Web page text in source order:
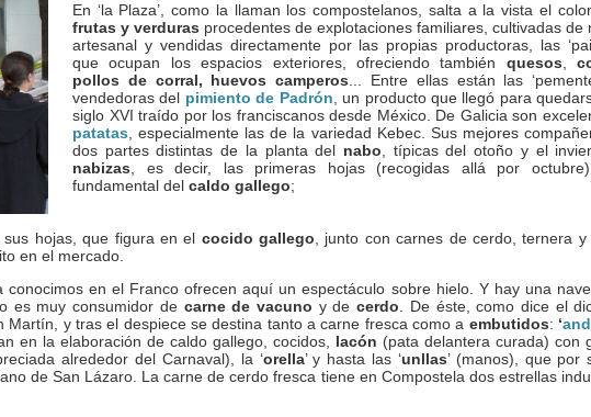
En ‘la Plaza’, como la llaman los compostelanos, salta a la vista el
frutas y verduras procedentes de explotaciones familiares, cultivadas de
artesanal y vendidas directamente por las propias productoras, las
que ocupan los espacios exteriores, ofreciendo también quesos
pollos de corral, huevos camperos ... Entre ellas están las
vendedoras del pimiento de Padrón , un producto que llegó para
siglo XVI traído por los franciscanos desde México. De Galicia son
patatas , especialmente las de la variedad Kebec. Sus mejores
dos partes distintas de la planta del nabo , típicas del otoño y el
nabizas , es decir, las primeras hojas (recogidas allá por
fundamental del caldo gallego;
sus hojas, que figura en el cocido gallego , junto con carnes de cerdo, ternera y
en el mercado.
conocimos en el Franco ofrecen aquí un espectáculo sobre hielo. Y hay una
es muy consumidor de carne de vacuno y decerdo . De éste, como dice el
y tras el despiece se destina tanto a carne fresca como a embutidos: ‘
en la elaboración de caldo gallego, cocidos, lacón (pata delantera curada) con
alrededor del Carnaval), la ‘orella’ y hasta las ‘unllas’ (manos), que por
de San Lázaro. La carne de cerdo fresca tiene en Compostela dos estrellas